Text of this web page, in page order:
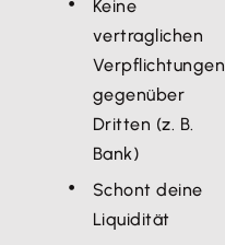
Keine
vertraglichen
Verpflichtungen
gegenüber
Dritten (z. B.
Bank)
Schont deine
Liquidität